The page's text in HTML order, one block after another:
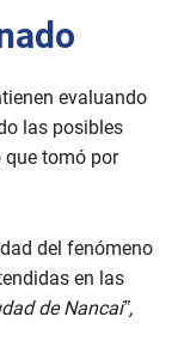
evaluando
las posibles
que tomó por
del fenómeno
en las
de Nancai”,